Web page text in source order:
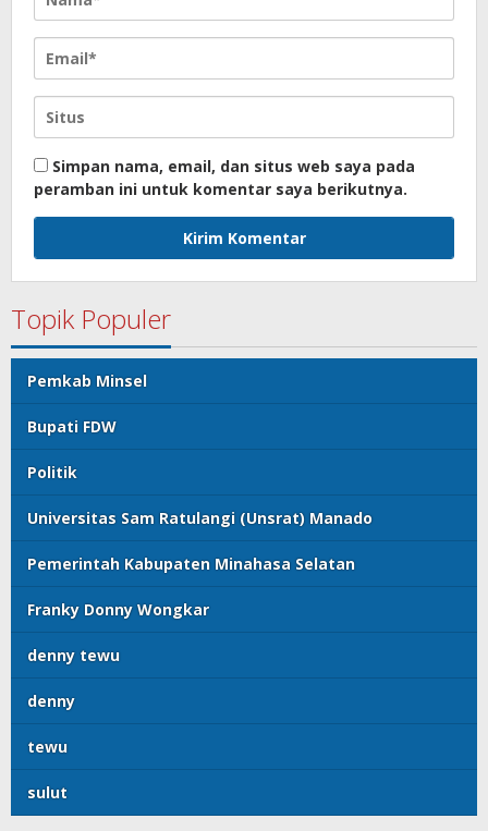
Simpan nama, email, dan situs web saya pada
peramban ini untuk komentar saya berikutnya.
Topik Populer
Pemkab Minsel
Bupati FDW
Politik
Universitas Sam Ratulangi (Unsrat) Manado
Pemerintah Kabupaten Minahasa Selatan
Franky Donny Wongkar
denny tewu
denny
tewu
sulut